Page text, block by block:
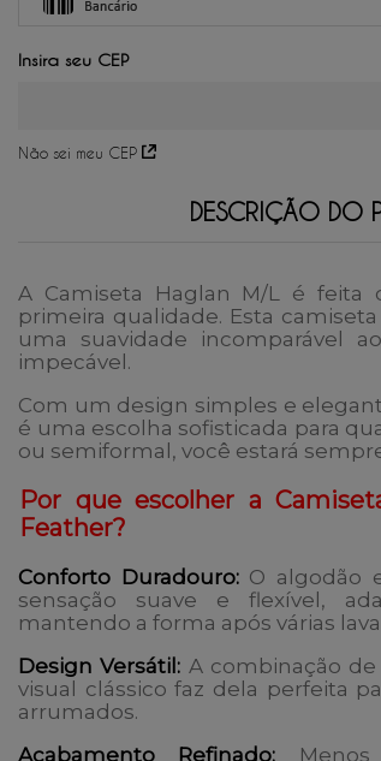
3x de R$ 45,06
Não sei meu CEP
DESCRIÇÃO DO
A Camiseta Haglan M/L é feita
primeira qualidade. Esta
uma suavidade incomparável
impecável.
Com um design simples e
é uma escolha sofisticada para
ou semiformal, você estará
Por que escolher a
Feather?
Conforto Duradouro: O algodão
sensação suave e flexível,
mantendo a forma após várias
Design Versátil: A combinação
visual clássico faz dela perfeita
arrumados.
Acabamento Refinado: